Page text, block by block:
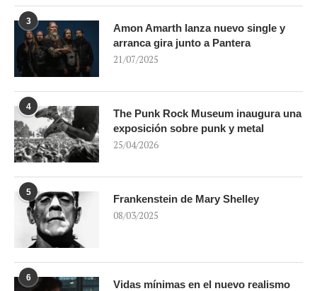
3
Amon Amarth lanza nuevo single y
arranca gira junto a Pantera
21/07/2025
4
The Punk Rock Museum inaugura una
exposición sobre punk y metal
25/04/2026
5
Frankenstein de Mary Shelley
08/03/2025
6
Vidas mínimas en el nuevo realismo